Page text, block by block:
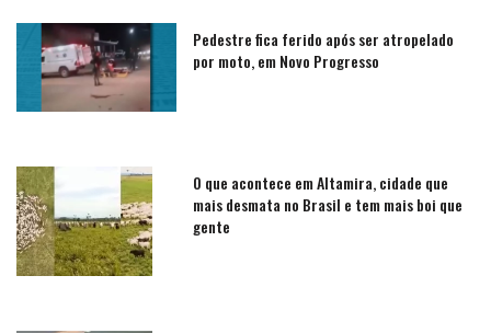
Pedestre fica ferido após ser atropelado
por moto, em Novo Progresso
O que acontece em Altamira, cidade que
mais desmata no Brasil e tem mais boi que
gente